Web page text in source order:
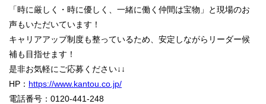
「時に厳しく・時に優しく、一緒に働く仲間は宝物」と現場のお
声もいただいています！
キャリアアップ制度も整っているため、安定しながらリーダー候
補も目指せます！
是非お気軽にご応募ください↓↓
HP： https://www.kantou.co.jp/
電話番号：0120-441-248